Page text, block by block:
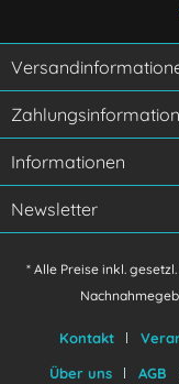
Ich habe die
verstanden und
Mit *
Informationen
Newsletter
* Alle Preise inkl.
Kontakt
Über uns
AGB